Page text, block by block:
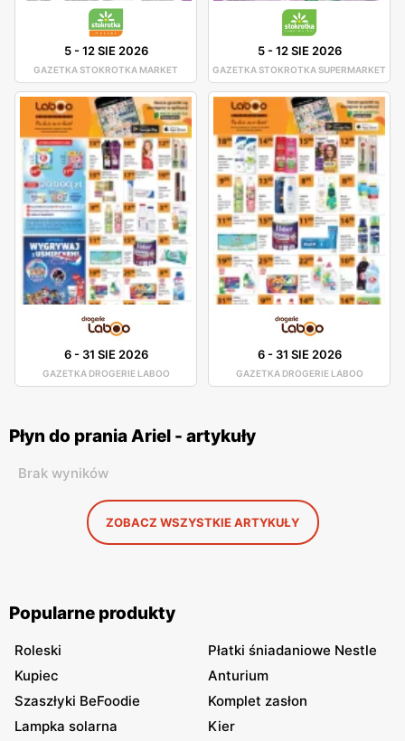
5-12 SIE 2026
GAZETKA STOKROTKA MARKET
5-12 SIE 2026
GAZETKA STOKROTKA SUPERMARKET
6- 31 SIE 2026
GAZETKA DROGERIE LABOO
6- 31 SIE 2026
GAZETKA DROGERIE LABOO
Płyn do prania Ariel - artykuły
Brak wyników
ZOBACZ WSZYSTKIE ARTYKUŁY
Popularne produkty
Roleski
Płatki śniadaniowe Nestle
Kupiec
Anturium
Szaszłyki BeFoodie
Komplet zasłon
Lampka solarna
Kier